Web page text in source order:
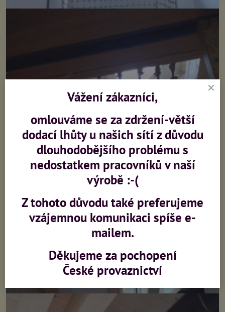
Vážení zákazníci,
omlouváme se za zdržení-větší
dodací lhůty u našich sítí z důvodu
dlouhodobějšího problému s
nedostatkem pracovníků v naší
výrobě :-(
Z tohoto důvodu také preferujeme
vzájemnou komunikaci spíše e-
mailem.
Děkujeme za pochopení
České provaznictví